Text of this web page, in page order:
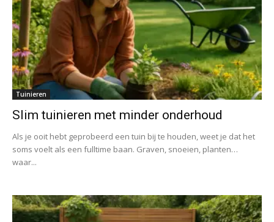
Tuinieren
Slim tuinieren met minder onderhoud
Als je ooit hebt geprobeerd een tuin bij te houden, weet je dat het
soms voelt als een fulltime baan. Graven, snoeien, planten…
waar...